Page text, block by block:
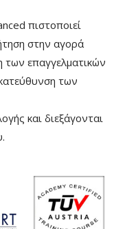
πιστοποιεί
στην αγορά
των επαγγελματικών
των
και διεξάγονται